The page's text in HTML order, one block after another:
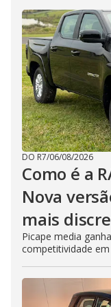
DO R7/06/08/2026
Como é a
Nova
mais
Picape media
competitividade